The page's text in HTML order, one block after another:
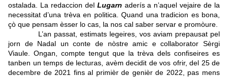
ostalada. La redaccion del Lugarn aderís a n’aquel vejaire de la
necessitat d’una trèva en politica. Quand una tradicion es bona,
çò que pensam èsser lo cas, la nos cal saber servar e promòure.
L’an passat, estimats legeires, vos aviam prepausat pel
jorn de Nadal un conte de nòstre amic e collaborator Sèrgi
Viaule. Ongan, compte tengut que la trèva dels confiseires es
tanben un temps de lecturas, avèm decidit de vos ofrir, del 25 de
decembre de 2021 fins al primièr de genièr de 2022, pas mens